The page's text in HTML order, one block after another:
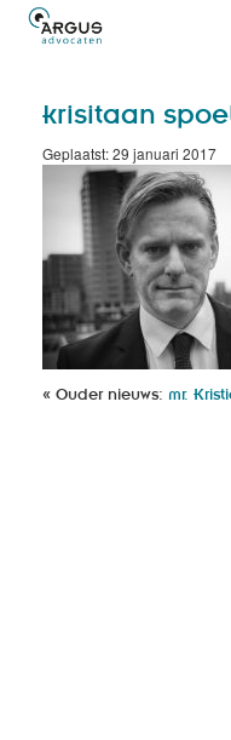
krisitaan
Geplaatst: 29 januari 2017
« Ouder nieuws: mr.